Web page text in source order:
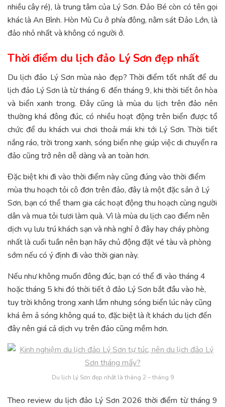
nhiều cây ré), là trung tâm của Lý Sơn. Đảo Bé còn có tên gọi
khác là An Bình. Hòn Mù Cu ở phía đông, nằm sát Đảo Lớn, là
đảo nhỏ nhất và không có người ở.
Thời điểm du lịch đảo Lý Sơn đẹp nhất
Du lịch đảo Lý Sơn mùa nào đẹp? Thời điểm tốt nhất để du
lịch đảo Lý Sơn là từ tháng 6 đến tháng 9, khi thời tiết ôn hòa
và biển xanh trong. Đây cũng là mùa du lịch trên đảo nên
thường khá đông đúc, có nhiều hoạt động trên biển được tổ
chức để du khách vui chơi thoải mái khi tới Lý Sơn. Thời tiết
nắng ráo, trời trong xanh, sóng biển nhẹ giúp việc di chuyển ra
đảo cũng trở nên dễ dàng và an toàn hơn.
Đặc biệt khi đi vào thời điểm này cũng đúng vào thời điểm
mùa thu hoạch tỏi cô đơn trên đảo, đây là một đặc sản ở Lý
Sơn, bạn có thể tham gia các hoạt động thu hoạch cùng người
dân và mua tỏi tươi làm quà. Vì là mùa du lịch cao điểm nên
dịch vụ lưu trú khách sạn và nhà nghỉ ở đây hay cháy phòng
nhất là cuối tuần nên bạn hãy chủ động đặt vé tàu và phòng
sớm nếu có ý định đi vào thời gian này.
Nếu như không muốn đông đúc, bạn có thể đi vào tháng 4
hoặc tháng 5 khi đó thời tiết ở đảo Lý Sơn bắt đầu vào hè,
tuy trời không trong xanh lắm nhưng sóng biển lúc này cũng
khá êm ả sóng không quá to, đặc biệt là ít khách du lịch đến
đây nên giá cả dịch vụ trên đảo cũng mềm hơn.
Du lịch Lý Sơn đẹp nhất là tháng 2 – tháng 9
Theo review du lịch đảo Lý Sơn 2026 thời điểm từ tháng 9